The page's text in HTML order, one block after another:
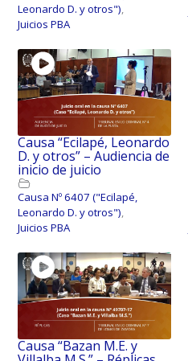
Leonardo D. y otros")
Juicios PBA
Causa “Ecilapé, Leonardo
D. y otros” – Audiencia de
inicio de juicio
Causa Nº 6407 ("Ecilapé,
Leonardo D. y otros")
Juicios PBA
Causa “Bazan M.E. y